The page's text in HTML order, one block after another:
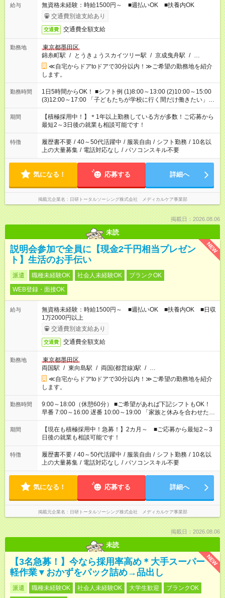
給与
無資格未経験：時給1500円～ ■週払いOK ■扶養内OK
交通費別途支給あり
交通費 交通費全額支給
勤務地
東京都墨田区
錦糸町駅 / とうきょうスカイツリー駅 / 京成曳舟駅 / …
≪自宅からドアtoドアで30分以内！≫ご希望の勤務地を紹介
します。
勤務時間
1日5時間からOK！ ■シフト例 (1)8:00～13:00 (2)10:00～15:00
(3)12:00～17:00 「子どもたちが学校に行く間だけ働きたい」
「余裕を持って夕飯の準備がしたい」 「午前中は働いて、午後
はプライベートの時間にしたい」 など、ご希望を教えてくださ
いね。 ※Wワーク希望の方へ 今ご覧のお仕事で希望する勤務時
間と、もう1つのお仕事の勤務時間。 合計で週40時間を超える
場合は応募できません。
期間
【積極採用中！】＊1年以上勤務している方が多数！ご応募から
最短2～3日後の就業も相談可能です！
特徴 履歴書不要 / 40～50代活躍中 / 服装自由 / シフト勤務 / 10名以
上の大量募集 / 電話対応なし / パソコンスキル不要
気になる！ 応募する 詳細へ
掲載元企業名 日研トータルソーシング株式会社 メディカルケア事業部
掲載日：2026.08.06
未読
NEW
説明会参加で全員に【現金2千円相当プレゼン
ト】生活のお手伝い
派遣 職種未経験OK 社会人未経験OK
ブランクOK
WEB登録・面接OK
給与
無資格未経験：時給1500円～ ■週払いOK ■扶養内OK ■日収
1万2000円以上
交通費別途支給あり
交通費 交通費全額支給
勤務地
東京都墨田区
両国駅 / 東向島駅 / 両国(都営線)駅 / …
≪自宅からドアtoドアで30分以内！≫ご希望の勤務地を紹介
します。
勤務時間
9:00～18:00（休憩60分） ■ご希望があれば下記シフトもOK！
早番 7:00～16:00 遅番 10:00～19:00 「家族と休みを合わせた
い」 「余裕を持って夕飯の準備がしたい」 「できれば残業はし
たくない」 など、ご希望を教えてくださいね。 ※Wワーク希望
の方へ 今ご覧のお仕事で希望する勤務時間と、もう1つのお仕事
の勤務時間。 合計で週40時間を超える場合は応募できません。
期間
【現在も積極採用中！急募！】2カ月～ ■ご応募から最短2～3
日後の就業も相談可能です！
特徴 履歴書不要 / 40～50代活躍中 / 服装自由 / シフト勤務 / 10名以
上の大量募集 / 電話対応なし / パソコンスキル不要
気になる！ 応募する 詳細へ
掲載元企業名 日研トータルソーシング株式会社 メディカルケア事業部
掲載日：2026.08.06
未読
NEW
【3名急募！】今なら採用率高め＊大手スーパー
軽作業▼おかずをパック詰め→品出し
派遣 職種未経験OK 社会人未経験OK 大学生歓迎
ブランクOK